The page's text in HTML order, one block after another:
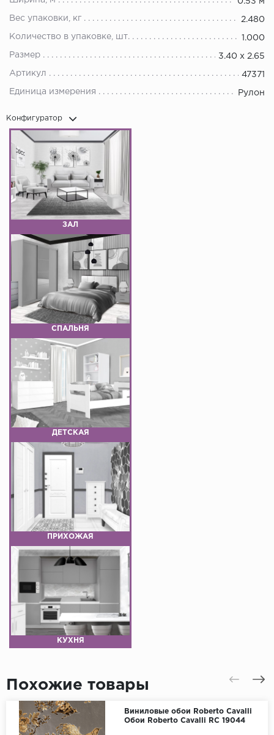
Вес упаковки, кг 2.480
Количество в упаковке, шт. 1.000
Размер 3.40 х 2.65
Артикул 47371
Единица измерения Рулон
Конфигуратор
ЗАЛ
СПАЛЬНЯ
ДЕТСКАЯ
ПРИХОЖАЯ
КУХНЯ
Похожие товары
Виниловые обои Roberto Cavalli
Обои Roberto Cavalli RC 19044